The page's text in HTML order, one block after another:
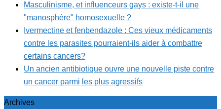
Masculinisme, et influenceurs gays : existe-t-il une
"manosphère" homosexuelle ?
Ivermectine et fenbendazole : Ces vieux médicaments
contre les parasites pourraient-ils aider à combattre
certains cancers?
Un ancien antibiotique ouvre une nouvelle piste contre
un cancer parmi les plus agressifs
Archives